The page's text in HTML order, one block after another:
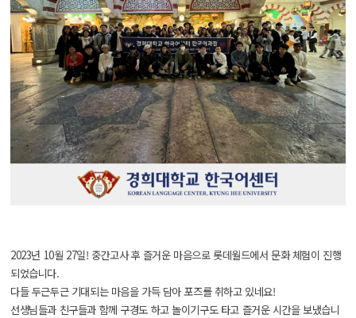
2023년 10월 27일! 중간고사 후 즐거운 마음으로 롯데월드에서 문화 체험이 진행
되었습니다.
다들 두근두근 기대되는 마음을 가득 담아 포즈를 취하고 있네요!
선생님들과 친구들과 함께 구경도 하고 놀이기구도 타고 즐거운 시간을 보냈습니